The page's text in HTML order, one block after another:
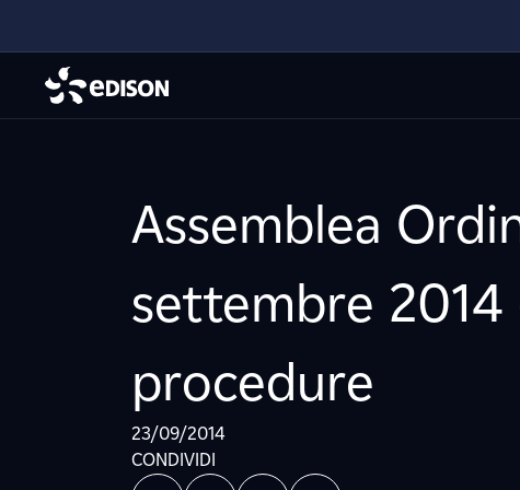
Assemblea
settembre 2014
procedure
23/09/2014
CONDIVIDI